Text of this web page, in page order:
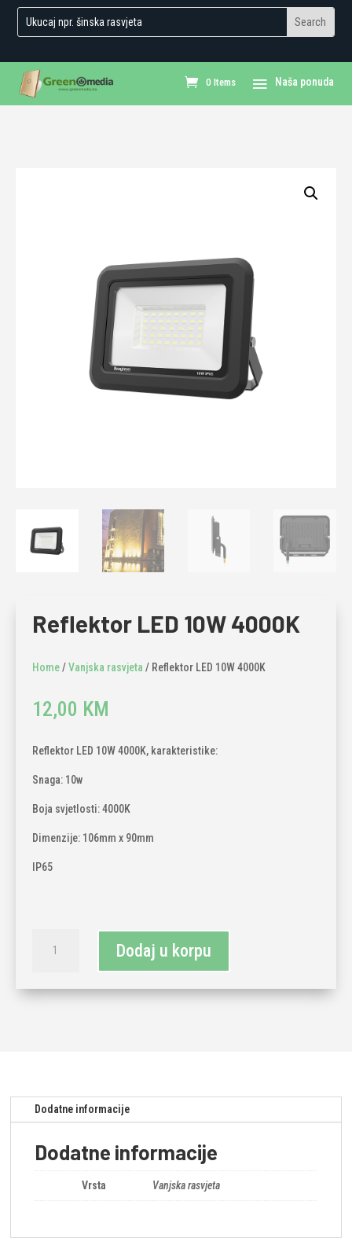
0 Items
Reflektor LED 10W 4000K
Home/Vanjska rasvjeta / Reflektor LED 10W 4000K
12,00 KM
Reflektor LED 10W 4000K, karakteristike:
Snaga: 10w
Boja svjetlosti: 4000K
Dimenzije: 106mm x 90mm
IP65
4000K
Dodaj u korpu
Dodatne informacije
Dodatne informacije
Vrsta Vanjska rasvjeta